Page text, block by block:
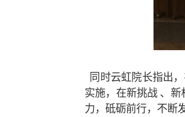
同时云虹院长指出
实施，在新挑战 、
力，砥砺前行，不断